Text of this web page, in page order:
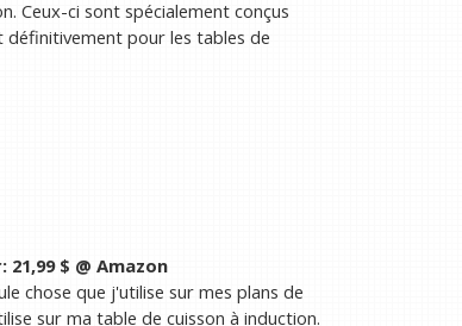
Ceux-ci sont spécialement conçus
pour les tables de
21,99 $ @ Amazon
chose que j'utilise sur mes plans de
sur ma table de cuisson à induction.